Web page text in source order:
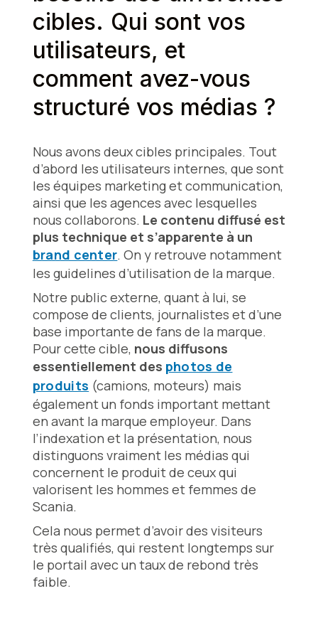
cibles. Qui sont vos
utilisateurs, et
comment avez-vous
structuré vos médias ?
Nous avons deux cibles principales. Tout
d’abord les utilisateurs internes, que sont
les équipes marketing et communication,
ainsi que les agences avec lesquelles
nous collaborons. Le contenu diffusé est
plus technique et s’apparente à un
brand center. On y retrouve notamment
les guidelines d’utilisation de la marque.
Notre public externe, quant à lui, se
compose de clients, journalistes et d’une
base importante de fans de la marque.
Pour cette cible, nous diffusons
essentiellement des photos de
produits (camions, moteurs) mais
également un fonds important mettant
en avant la marque employeur. Dans
l’indexation et la présentation, nous
distinguons vraiment les médias qui
concernent le produit de ceux qui
valorisent les hommes et femmes de
Scania.
Cela nous permet d’avoir des visiteurs
très qualifiés, qui restent longtemps sur
le portail avec un taux de rebond très
faible.